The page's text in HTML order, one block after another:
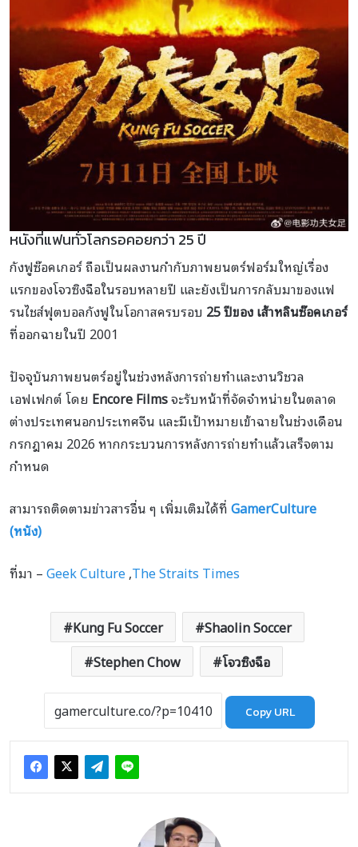
หนังที่แฟนทั่วโลกรอคอยกว่า 25 ปี
กังฟูซ๊อคเกอร์ ถือเป็นผลงานกำกับภาพยนตร์ฟอร์มใหญ่เรื่อง
แรกของโจวซิงฉือในรอบหลายปี และยังเป็นการกลับมาของแฟ
รนไชส์ฟุตบอลกังฟูในโอกาสครบรอบ 25 ปีของ เส้าหลินซ๊อคเกอร์
ที่ออกฉายในปี 2001
ปัจจุบันภาพยนตร์อยู่ในช่วงหลังการถ่ายทำและงานวิชวล
เอฟเฟกต์ โดย Encore Filmsจะรับหน้าที่จัดจำหน่ายในตลาด
ต่างประเทศนอกประเทศจีน และมีเป้าหมายเข้าฉายในช่วงเดือน
กรกฎาคม 2026 หากกระบวนการหลังการถ่ายทำแล้วเสร็จตาม
กำหนด
สามารถติดตามข่าวสารอื่น ๆ เพิ่มเติมได้ที่GamerCulture
(หนัง)
ที่มา –Geek Culture,The Straits Times
Kung Fu Soccer
Shaolin Soccer
Stephen Chow
โจวซิงฉือ
Copy URL